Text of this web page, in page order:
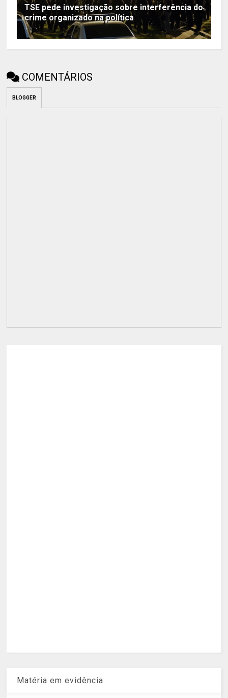
TSE pede investigação sobre interferência do
crime organizado na política
COMENTÁRIOS
BLOGGER
Matéria em evidência